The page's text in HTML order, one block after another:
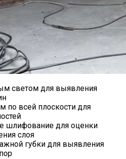
светом для выявления
по всей плоскости для
шлифование для оценки
слоя
губки для выявления